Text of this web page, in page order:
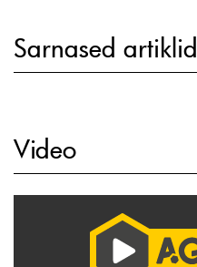
Sarnased artiklid
Video